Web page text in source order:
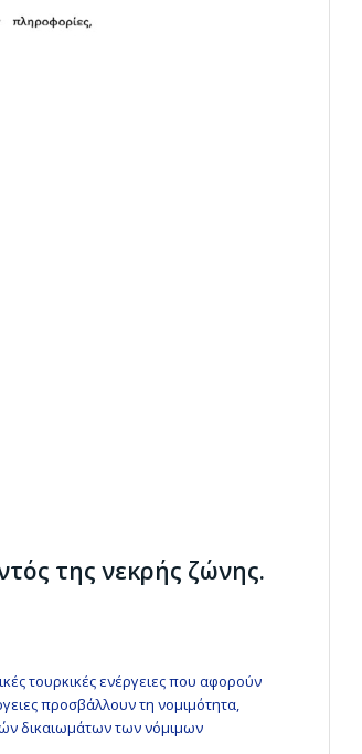
της νεκρής ζώνης.
τουρκικές ενέργειες που αφορούν
προσβάλλουν τη νομιμότητα,
δικαιωμάτων των νόμιμων